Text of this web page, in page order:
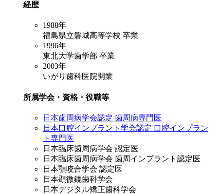
経歴
1988年
福島県立磐城高等学校 卒業
1996年
東北大学歯学部 卒業
2003年
いがり歯科医院開業
所属学会・資格・役職等
日本歯周病学会認定 歯周病専門医
日本口腔インプラント学会認定 口腔インプラン
ト専門医
日本臨床歯周病学会 認定医
日本臨床歯周病学会 歯周インプラント認定医
日本顎咬合学会 認定医
日本顕微鏡歯科学会
日本デジタル矯正歯科学会